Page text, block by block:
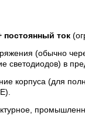
постоянный ток
(обычно
в
корпуса (для